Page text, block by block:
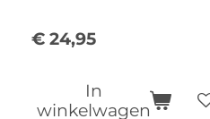
€ 24,95
In
winkelwagen